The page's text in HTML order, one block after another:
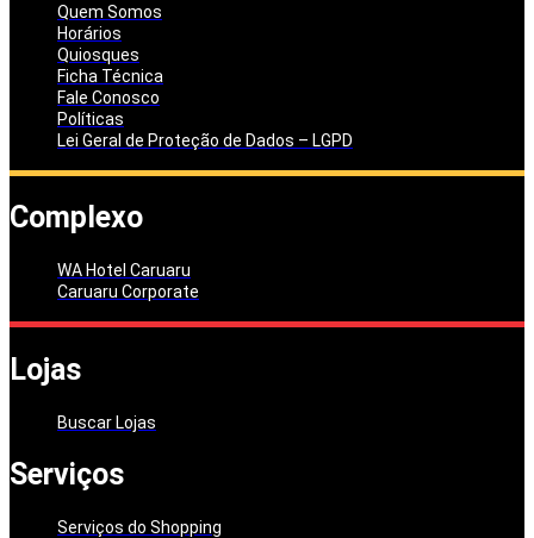
Quem Somos
Horários
Quiosques
Ficha Técnica
Fale Conosco
Políticas
Lei Geral de Proteção de Dados – LGPD
Complexo
WA Hotel Caruaru
Caruaru Corporate
Lojas
Buscar Lojas
Serviços
Serviços do Shopping